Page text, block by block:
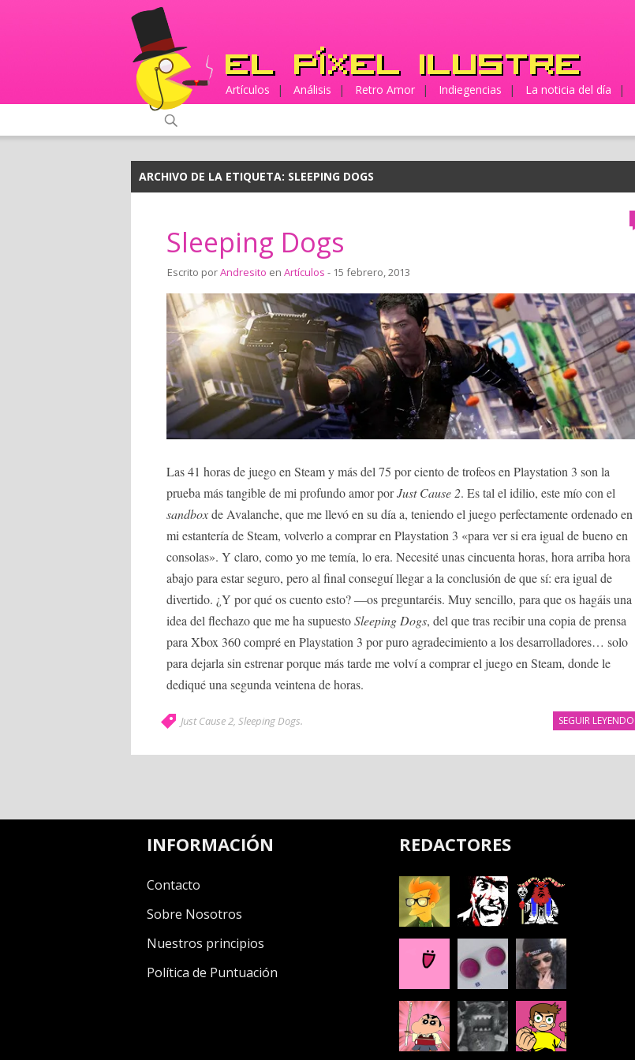
Artículos | Análisis | Retro Amor | Indiegencias | La noticia del día |
ARCHIVO DE LA ETIQUETA: SLEEPING DOGS
Sleeping Dogs
Escrito porAndresito en Artículos - 15 febrero, 2013
Las 41 horas de juego en Steam y más del 75 por ciento de trofeos en Playstation 3 son la
prueba más tangible de mi profundo amor porJust Cause 2. Es tal el idilio, este mío con el
sandboxde Avalanche, que me llevó en su día a, teniendo el juego perfectamente ordenado en
mi estantería de Steam, volverlo a comprar en Playstation 3 «para ver si era igual de bueno en
consolas». Y claro, como yo me temía, lo era. Necesité unas cincuenta horas, hora arriba hora
abajo para estar seguro, pero al final conseguí llegar a la conclusión de que sí: era igual de
divertido. ¿Y por qué os cuento esto? —os preguntaréis. Muy sencillo, para que os hagáis una
idea del flechazo que me ha supuestoSleeping Dogs, del que tras recibir una copia de prensa
para Xbox 360 compré en Playstation 3 por puro agradecimiento a los desarrolladores… solo
para dejarla sin estrenar porque más tarde me volví a comprar el juego en Steam, donde le
dediqué una segunda veintena de horas.
SEGUIR LEYENDO
Just Cause 2, Sleeping Dogs.
INFORMACIÓN
Contacto
Sobre Nosotros
Nuestros principios
Política de Puntuación
REDACTORES